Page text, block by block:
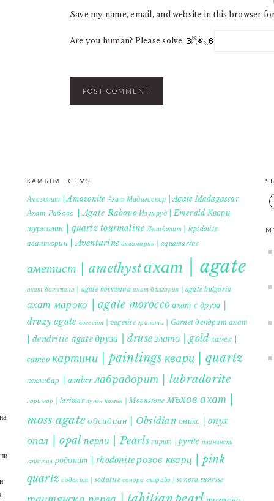
Save my name, email, and website in this browser
Are you human? Please solve:
КАМЪНИ | GEMS
Амазонит | Amazonite Ахат Мадагаскар | Agate Madagascar
Ахат Рабово | Agate Rabovo Изумруд | Emerald Кварц
турмалин | quartz tourmaline Лепидолит | lepidolite
авантюрин | Aventurine аквамарин | aquamarine
аметист | amethystахат | agate
ахат ботсвана | agate botswana ахат българия | agate bulgaria
ахат мароко | agate moroccoахат с друза |
druzy agate вогесит | vogesite гранати | Garnet дендрит ахат
| dendritic agateдруза | druseзлато | gold камея |
cameo картини | paintings кварц | quartz
кехлибар | amberлабрадорит | labradorite
ларимар | larimar лунен камък | Moonstone мъхов ахат |
moss agateобсидиан | Obsidian оникс | onyx
опал | opal перли | Pearls пирит | pyrite планински
кристал родонит | rhodoniteрозов кварц | pink
quartz содалит | sodalite сонора сънрайз | sonora sunrise